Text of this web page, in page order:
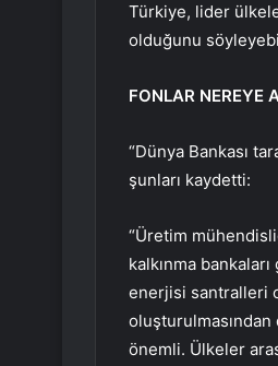
Türkiye, lider
olduğunu
FONLAR NEREYE
“Dünya Bankası
şunları kaydetti:
“Üretim
kalkınma
enerjisi santralleri
önemli. Ülkeler